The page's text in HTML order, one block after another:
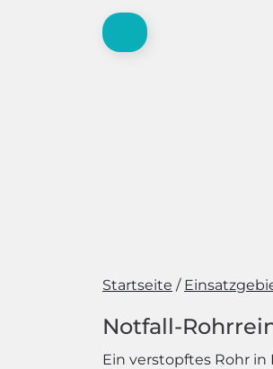
Startseite
Notfall-
Ein verstopftes Rohr in